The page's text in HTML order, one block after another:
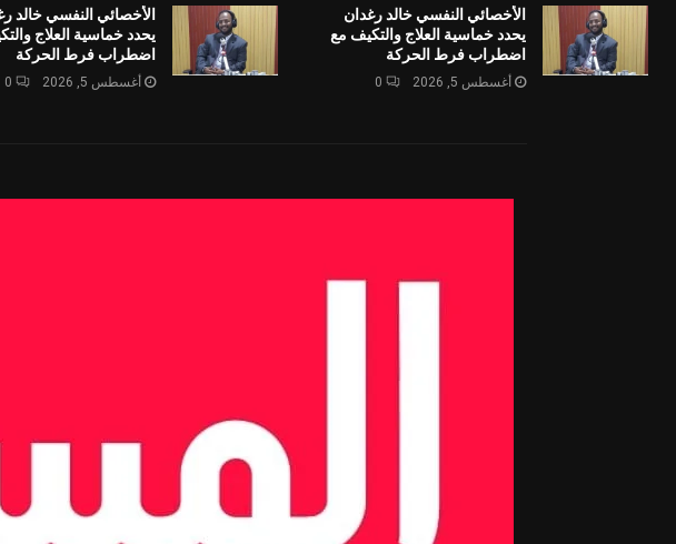
الأخصائي النفسي خالد رغدان
يحدد خماسية العلاج والتكيف مع
اضطراب فرط الحركة
أغسطس 5, 2026 0
الأخصائي النفسي خالد
يحدد خماسية العلاج
اضطراب فرط الحركة
أغسطس 5, 2026 0